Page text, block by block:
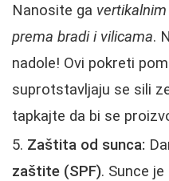
Nanosite ga
prema bradi i vilicama.
nadole! Ovi pokreti
suprotstavljaju se sili
tapkajte da bi se
Zaštita od sunca:
zaštite (SPF). Sunce